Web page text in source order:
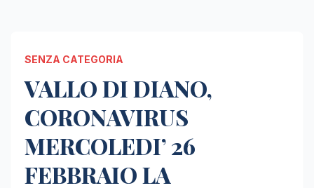
SENZA CATEGORIA
VALLO DI DIANO,
CORONAVIRUS
MERCOLEDI’ 26
FEBBRAIO LA